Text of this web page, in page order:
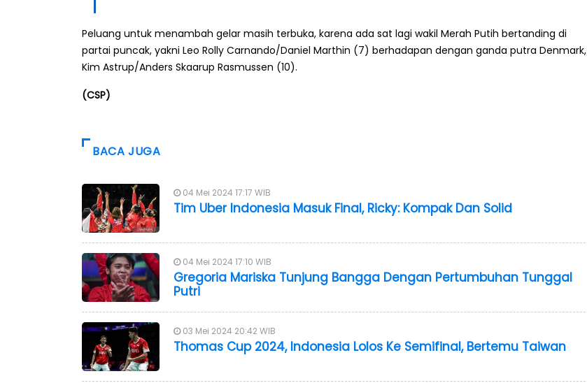
Peluang untuk menambah gelar masih terbuka, karena ada sat lagi wakil Merah Putih bertanding di
partai puncak, yakni Leo Rolly Carnando/Daniel Marthin (7) berhadapan dengan ganda putra Denmark,
Kim Astrup/Anders Skaarup Rasmussen (10).
(CSP)
BACA JUGA
04 Mei 2024 17:17 WIB
Tim Uber Indonesia Masuk Final, Ricky: Kompak Dan Solid
04 Mei 2024 17:10 WIB
Gregoria Mariska Tunjung Bangga Dengan Pertumbuhan Tunggal
Putri
03 Mei 2024 20:42 WIB
Thomas Cup 2024, Indonesia Lolos Ke Semifinal, Bertemu Taiwan